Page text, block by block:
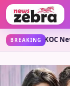
BREAKING
है?•TMKOC New